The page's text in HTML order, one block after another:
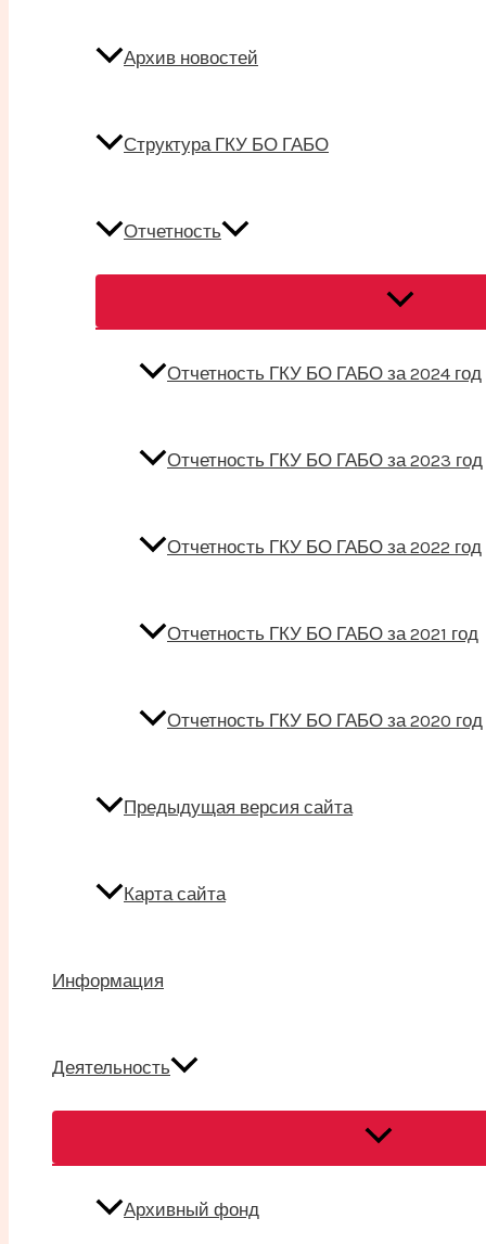
Архив новостей
Структура ГКУ БО ГАБО
Отчетность
Отчетность ГКУ БО ГАБО за 2024 год
Отчетность ГКУ БО ГАБО за 2023 год
Отчетность ГКУ БО ГАБО за 2022 год
Отчетность ГКУ БО ГАБО за 2021 год
Отчетность ГКУ БО ГАБО за 2020 год
Предыдущая версия сайта
Карта сайта
Информация
Деятельность
Архивный фонд